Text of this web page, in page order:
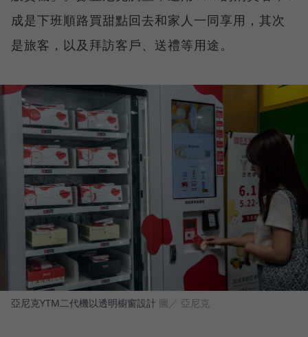
成是下班順路買甜點回去和家人一同享用，其次
是旅客，以及拜訪客戶、送禮等用途。
亞尼克YTM二代機以透明櫥窗設計 圖／ 亞尼克